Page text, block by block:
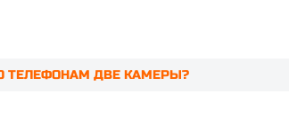
ТЕЛЕФОНАМ ДВЕ КАМЕРЫ?